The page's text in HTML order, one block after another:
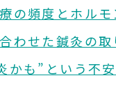
の頻度とホル
わせた鍼灸の取
かも”という不